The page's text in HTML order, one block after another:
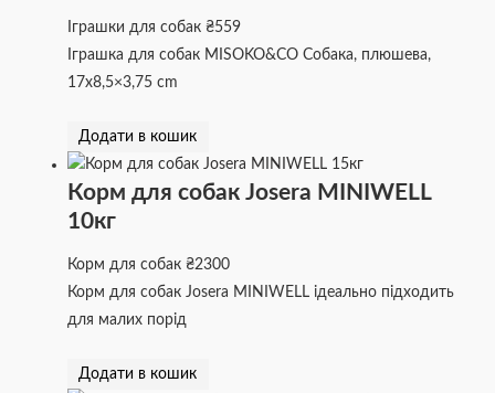
Іграшки для собак₴559
Іграшка для собак MISOKO&CO Собака, плюшева,
17х8,5×3,75 cm
Додати в кошик
Корм для собак Josera MINIWELL
10кг
Корм для собак₴2300
Корм для собак Josera MINIWELL ідеально підходить
для малих порід
Додати в кошик